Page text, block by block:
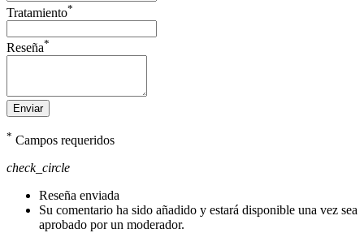
Tratamiento*
Reseña*
Enviar
* Campos requeridos
check_circle
Reseña enviada
Su comentario ha sido añadido y estará disponible una vez sea
aprobado por un moderador.